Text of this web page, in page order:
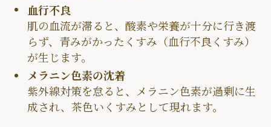
血行不良
肌の血流が滞ると、酸素や栄養が十分に行き渡
らず、青みがかったくすみ（血行不良くすみ）
が生じます。
メラニン色素の沈着
紫外線対策を怠ると、メラニン色素が過剰に生
成され、茶色いくすみとして現れます。